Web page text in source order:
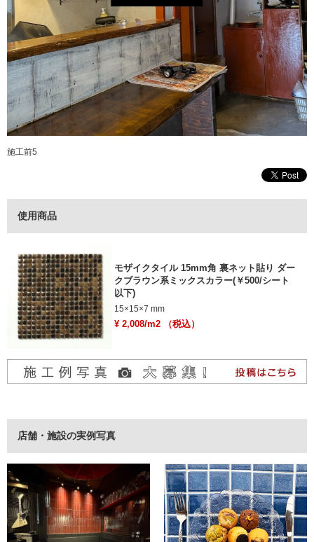
施工前5
使用商品
モザイクタイル 15mm角 裏ネット貼り ダー
クブラウン系ミックスカラー(￥500/シート
以下)
15×15×7 mm
¥ 2,008/m2 （税込）
店舗・施設の実例写真